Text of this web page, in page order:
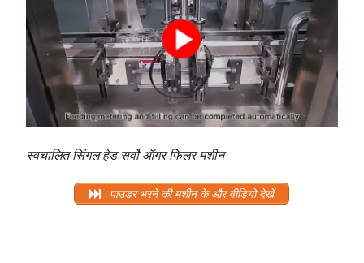
स्वचालित सिंगल हेड सर्वो ऑगर फिलर मशीन
पाउडर भरने की मशीन के और वीडियो देखें